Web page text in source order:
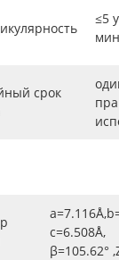
≤5
срок
c=6.508Å,
β=105.62°